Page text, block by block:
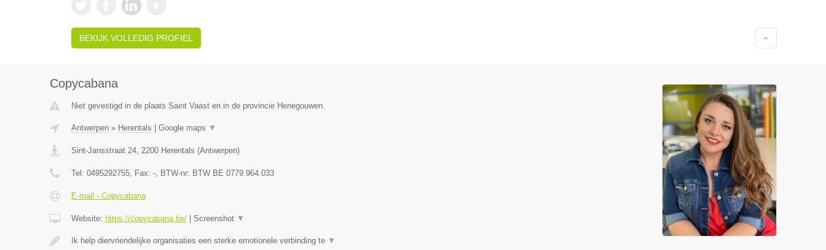
BEKIJK VOLLEDIG PROFIEL
Copycabana
Niet gevestigd in de plaats Saint Vaast en in de provincie Henegouwen.
Antwerpen» Herentals Google maps ▼
Sint-Jansstraat 24, 2200 Herentals (Antwerpen)
Tel: 0495292755, Fax: -, BTW-nr: BTW BE 0779.964.033
E-mail › Copycabana
Website: https://copycabana.be/| Screenshot ▼
Ik help diervriendelijke organisaties een sterke emotionele verbinding te ▼